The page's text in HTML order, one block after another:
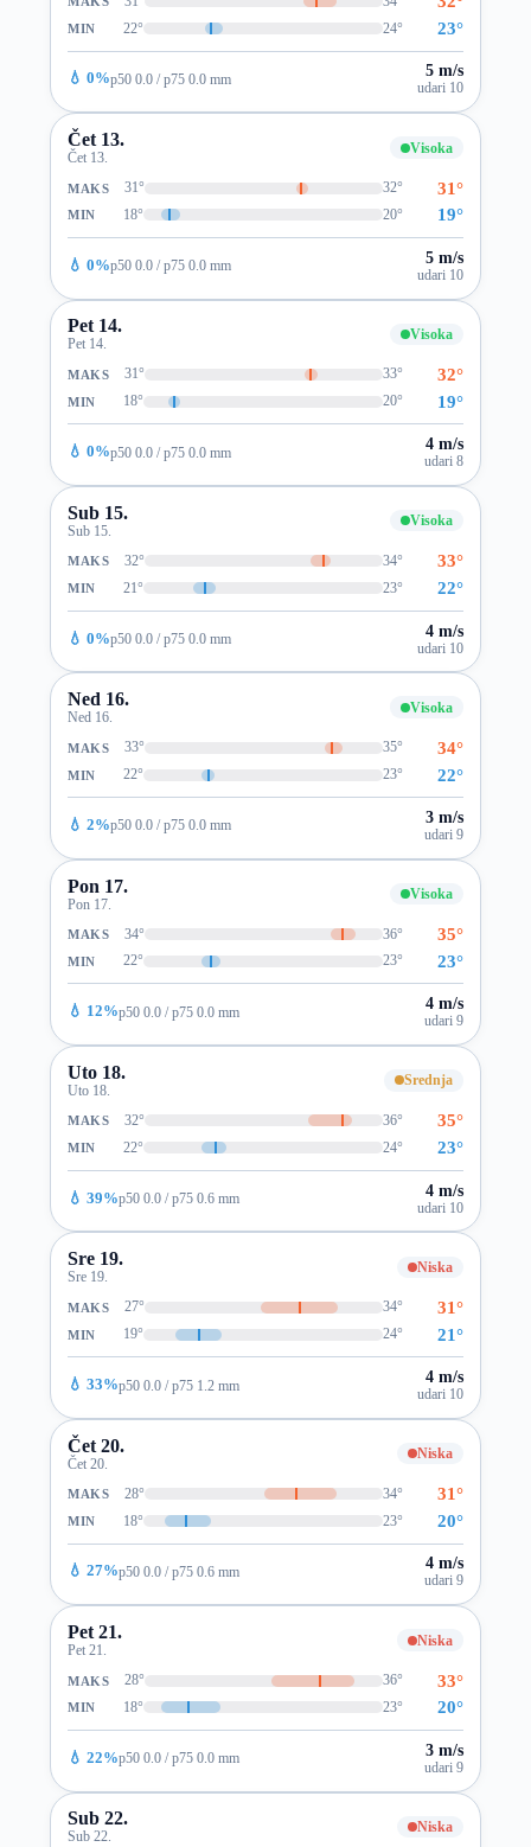
MIN 22° 24° 23°
💧 0%p50 0.0 / p75 0.0 mm 5 m/s
udari 10
Čet 13.
Čet 13.
Visoka
MAKS 31° 32° 31°
MIN 18° 20° 19°
💧 0%p50 0.0 / p75 0.0 mm 5 m/s
udari 10
Pet 14.
Pet 14.
Visoka
MAKS 31° 33° 32°
MIN 18° 20° 19°
💧 0%p50 0.0 / p75 0.0 mm 4 m/s
udari 8
Sub 15.
Sub 15.
Visoka
MAKS 32° 34° 33°
MIN 21° 23° 22°
💧 0%p50 0.0 / p75 0.0 mm 4 m/s
udari 10
Ned 16.
Ned 16.
Visoka
MAKS 33° 35° 34°
MIN 22° 23° 22°
💧 2%p50 0.0 / p75 0.0 mm 3 m/s
udari 9
Pon 17.
Pon 17.
Visoka
MAKS 34° 36° 35°
MIN 22° 23° 23°
💧 12%p50 0.0 / p75 0.0 mm 4 m/s
udari 9
Uto 18.
Uto 18.
Srednja
MAKS 32° 36° 35°
MIN 22° 24° 23°
💧 39%p50 0.0 / p75 0.6 mm 4 m/s
udari 10
Sre 19.
Sre 19.
Niska
MAKS 27° 34° 31°
MIN 19° 24° 21°
💧 33%p50 0.0 / p75 1.2 mm 4 m/s
udari 10
Čet 20.
Čet 20.
Niska
MAKS 28° 34° 31°
MIN 18° 23° 20°
💧 27%p50 0.0 / p75 0.6 mm 4 m/s
udari 9
Pet 21.
Pet 21.
Niska
MAKS 28° 36° 33°
MIN 18° 23° 20°
💧 22%p50 0.0 / p75 0.0 mm 3 m/s
udari 9
Sub 22.
Sub 22.
Niska